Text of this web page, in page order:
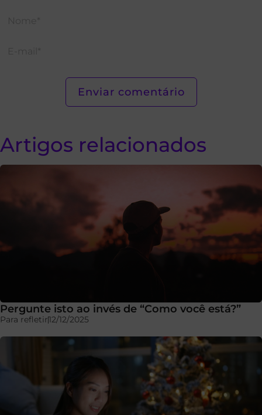
Artigos relacionados
Pergunte isto ao invés de “Como você está?”
Para refletir12/12/2025